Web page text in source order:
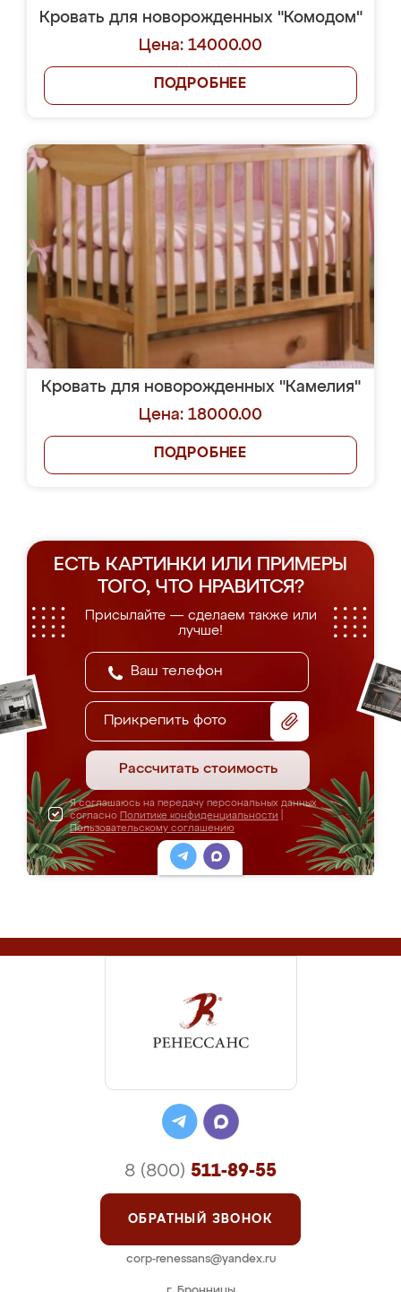
Кровать для новорожденных "Комодом"
Цена: 14000.00
ПОДРОБНЕЕ
Кровать для новорожденных "Камелия"
Цена: 18000.00
ПОДРОБНЕЕ
ЕСТЬ КАРТИНКИ ИЛИ ПРИМЕРЫ
ТОГО, ЧТО НРАВИТСЯ?
Присылайте — сделаем также или
лучше!
Прикрепить фото
Рассчитать стоимость
Я соглашаюсь на передачу персональных данных
согласно Политике конфиденциальности
Пользовательскому соглашению
8 (800) 511-89-55
ОБРАТНЫЙ ЗВОНОК
corp-renessans@yandex.ru